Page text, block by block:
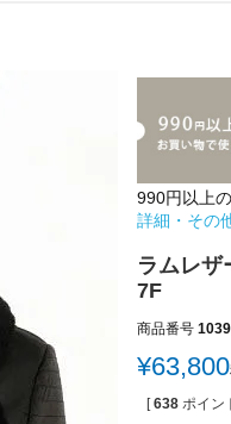
990円以上
詳細・その
ラムレザ
7F
商品番号
¥63,800
[ 638 ポイン